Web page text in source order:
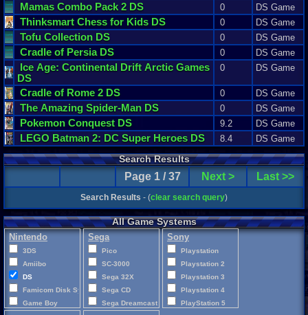
Mamas Combo Pack 2 DS 0 DS Game
Thinksmart Chess for Kids DS 0 DS Game
Tofu Collection DS 0 DS Game
Cradle of PersiaDS 0 DS Game
Ice Age: Continental Drift Arctic Games
DS
0 DS Game
Cradle of Rome 2 DS 0 DS Game
The Amazing Spider-Man DS 0 DS Game
Pokemon Conquest DS 9.2 DS Game
LEGO Batman 2: DC Super Heroes DS 8.4 DS Game
Search Results
Page 1 / 37 Next > Last >>
Search Results - (clear search query)
All Game Systems
Nintendo
3DS
Amiibo
DS
Famicom Disk System
Game Boy
Sega
Pico
SC-3000
Sega 32X
Sega CD
Sega Dreamcast
Sony
Playstation
Playstation 2
Playstation 3
Playstation 4
PlayStation 5